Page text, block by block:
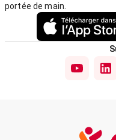
portée de main.